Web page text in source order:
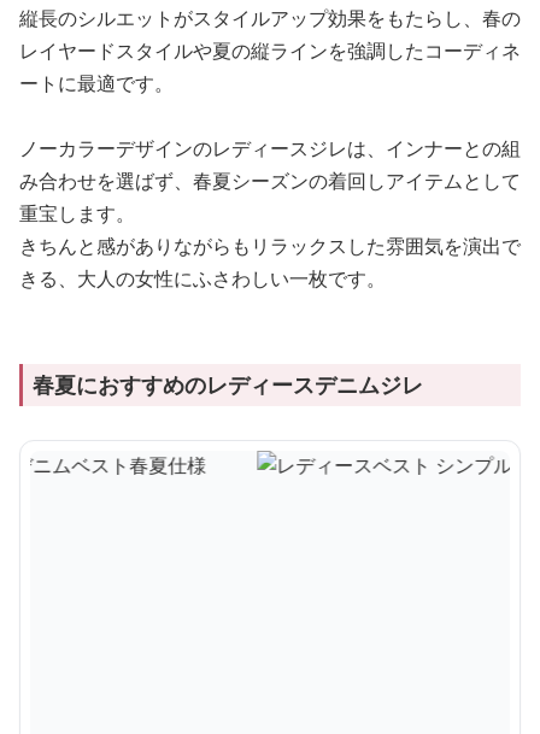
縦長のシルエットがスタイルアップ効果をもたらし、春の
レイヤードスタイルや夏の縦ラインを強調したコーディネ
ートに最適です。
ノーカラーデザインのレディースジレは、インナーとの組
み合わせを選ばず、春夏シーズンの着回しアイテムとして
重宝します。
きちんと感がありながらもリラックスした雰囲気を演出で
きる、大人の女性にふさわしい一枚です。
春夏におすすめのレディースデニムジレ